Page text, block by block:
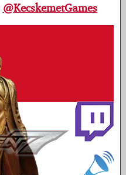
@KecskemetGames